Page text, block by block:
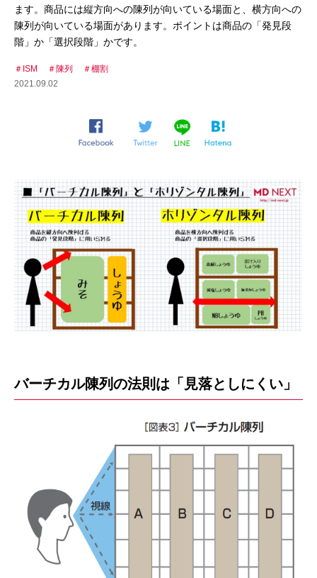
ます。商品には縦方向への陳列が向いている場面と、横方向への
陳列が向いている場面があります。ポイントは商品の「発見段
階」か「選択段階」かです。
ISM 陳列
棚割
2021.09.02
バーチカル陳列の法則は「見落としにくい」